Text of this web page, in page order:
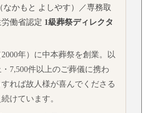
（なかもと よしやす）／専務取
働省認定 1級葬祭ディレクタ
年）に中本葬祭を創業。以
7,500件以上のご葬儀に携わ
すれば故人様が喜んでくださる
けています。